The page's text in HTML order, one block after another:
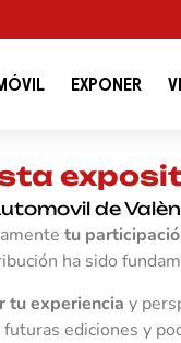
EXPONER
de
tu
ha sido
tu experiencia y
futuras ediciones y